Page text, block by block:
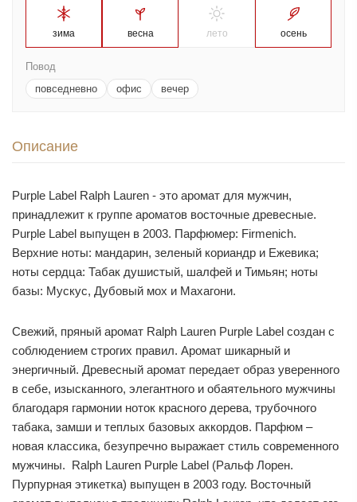
зима весна лето осень
Повод
повседневно
офис вечер
Описание
Purple Label Ralph Lauren - это аромат для мужчин,
принадлежит к группе ароматов восточные древесные.
Purple Label выпущен в 2003. Парфюмер: Firmenich.
Верхние ноты: мандарин, зеленый кориандр и Ежевика;
ноты сердца: Табак душистый, шалфей и Тимьян; ноты
базы: Мускус, Дубовый мох и Махагони.
Свежий, пряный аромат Ralph Lauren Purple Label создан с
соблюдением строгих правил. Аромат шикарный и
энергичный. Древесный аромат передает образ уверенного
в себе, изысканного, элегантного и обаятельного мужчины
благодаря гармонии ноток красного дерева, трубочного
табака, замши и теплых базовых аккордов. Парфюм –
новая классика, безупречно выражает стиль современного
мужчины. Ralph Lauren Purple Label (Ральф Лорен.
Пурпурная этикетка) выпущен в 2003 году. Восточный